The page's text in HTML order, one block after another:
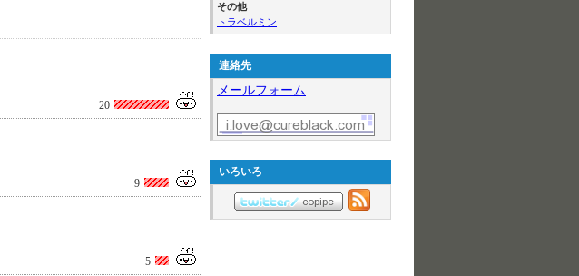
20
9
5
その他
トラベルミン
連絡先
メールフォーム
いろいろ